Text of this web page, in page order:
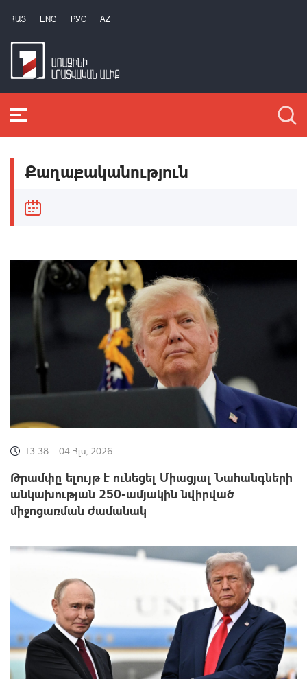
ՀԱՅ ENG РУС AZ
Քաղաքականություն
13:38 04 Հլս, 2026
Թրամփը ելույթ է ունեցել Միացյալ Նահանգների
անկախության 250-ամյակին նվիրված
միջոցառման ժամանակ